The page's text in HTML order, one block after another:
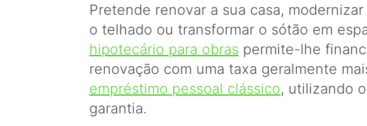
Pretende renovar a sua casa,
o telhado ou transformar o sótão em
hipotecário para obras permite-lhe
renovação com uma taxa geralmente
empréstimo pessoal clássico, utilizando
garantia.